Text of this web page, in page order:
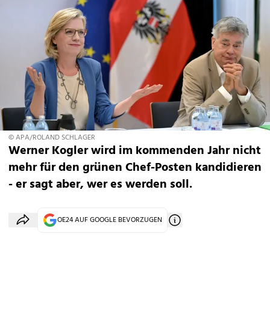
© APA/ROLAND SCHLAGER
Werner Kogler wird im kommenden Jahr nicht
mehr für den grünen Chef-Posten kandidieren
- er sagt aber, wer es werden soll.
OE24 AUF GOOGLE BEVORZUGEN